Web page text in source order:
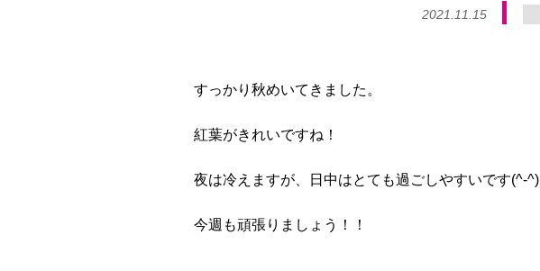
2021.11.15
すっかり秋めいてきました。
紅葉がきれいですね！
夜は冷えますが、日中はとても過ごしやすいです(^-^)
今週も頑張りましょう！！